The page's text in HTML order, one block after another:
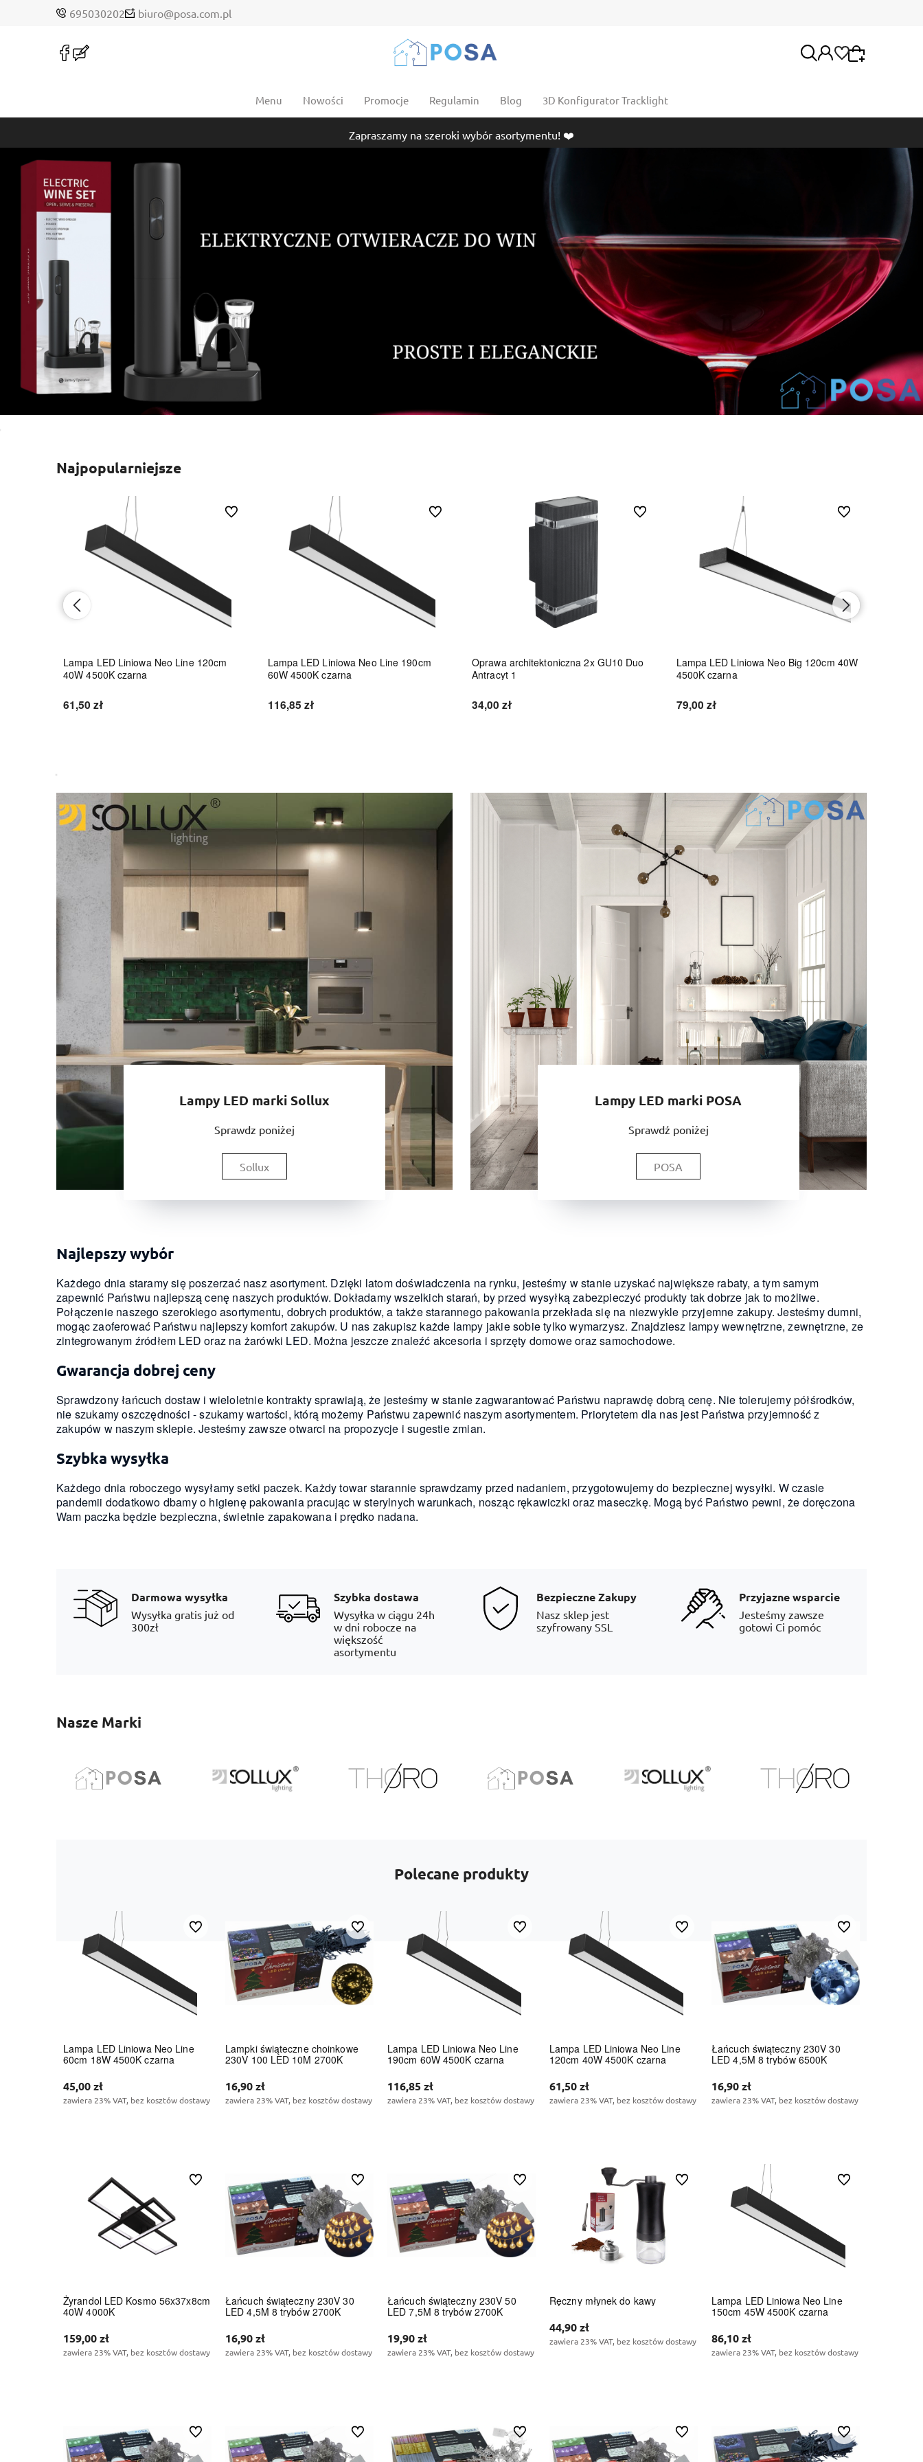
695030202 biuro@posa.com.pl
Menu Nowości Promocje Regulamin Blog 3D Konfigurator Tracklight
Zapraszamy na szeroki wybór asortymentu! ❤️
Najpopularniejsze
Lampa LED Liniowa Neo Line 120cm
40W 4500K czarna
61,50 zł
Do ulubionych
Lampa LED Liniowa Neo Line 190cm
60W 4500K czarna
116,85 zł
Do ulubionych
Oprawa architektoniczna 2x GU10 Duo
Antracyt 1
34,00 zł
Do ulubionych
Lampa LED Liniowa Neo Big 120cm 40W
4500K czarna
79,00 zł
Do ulubionych
Lampy LED marki Sollux
Sprawdz poniżej
Sollux
Lampy LED marki POSA
Sprawdź poniżej
POSA
Najlepszy wybór
Każdego dnia staramy się poszerzać nasz asortyment. Dzięki latom doświadczenia na rynku, jesteśmy w stanie uzyskać największe rabaty, a tym samym
zapewnić Państwu najlepszą cenę naszych produktów. Dokładamy wszelkich starań, by przed wysyłką zabezpieczyć produkty tak dobrze jak to możliwe.
Połączenie naszego szerokiego asortymentu, dobrych produktów, a także starannego pakowania przekłada się na niezwykle przyjemne zakupy. Jesteśmy dumni,
mogąc zaoferować Państwu najlepszy komfort zakupów. U nas zakupisz każde lampy jakie sobie tylko wymarzysz. Znajdziesz lampy wewnętrzne, zewnętrzne, ze
zintegrowanym źródłem LED oraz na żarówki LED. Można jeszcze znaleźć akcesoria i sprzęty domowe oraz samochodowe.
Gwarancja dobrej ceny
Sprawdzony łańcuch dostaw i wieloletnie kontrakty sprawiają, że jesteśmy w stanie zagwarantować Państwu naprawdę dobrą cenę. Nie tolerujemy półśrodków,
nie szukamy oszczędności - szukamy wartości, którą możemy Państwu zapewnić naszym asortymentem. Priorytetem dla nas jest Państwa przyjemność z
zakupów w naszym sklepie. Jesteśmy zawsze otwarci na propozycje i sugestie zmian.
Szybka wysyłka
Każdego dnia roboczego wysyłamy setki paczek. Każdy towar starannie sprawdzamy przed nadaniem, przygotowujemy do bezpiecznej wysyłki. W czasie
pandemii dodatkowo dbamy o higienę pakowania pracując w sterylnych warunkach, nosząc rękawiczki oraz maseczkę. Mogą być Państwo pewni, że doręczona
Wam paczka będzie bezpieczna, świetnie zapakowana i prędko nadana.
Darmowa wysyłka
Wysyłka gratis już od
300zł
Szybka dostawa
Wysyłka w ciągu 24h
w dni robocze na
większość
asortymentu
Bezpieczne Zakupy
Nasz sklep jest
szyfrowany SSL
Przyjazne wsparcie
Jesteśmy zawsze
gotowi Ci pomóc
Nasze Marki
Polecane produkty
Lampa LED Liniowa Neo Line
60cm 18W 4500K czarna
45,00 zł
zawiera 23% VAT, bez kosztów dostawy
Do ulubionych
Lampki świąteczne choinkowe
230V 100 LED 10M 2700K
16,90 zł
zawiera 23% VAT, bez kosztów dostawy
Do ulubionych
Lampa LED Liniowa Neo Line
190cm 60W 4500K czarna
116,85 zł
zawiera 23% VAT, bez kosztów dostawy
Do ulubionych
Lampa LED Liniowa Neo Line
120cm 40W 4500K czarna
61,50 zł
zawiera 23% VAT, bez kosztów dostawy
Do ulubionych
Łańcuch świąteczny 230V 30
LED 4,5M 8 trybów 6500K
16,90 zł
zawiera 23% VAT, bez kosztów dostawy
Do ulubionych
Żyrandol LED Kosmo 56x37x8cm
40W 4000K
159,00 zł
zawiera 23% VAT, bez kosztów dostawy
Do ulubionych
Łańcuch świąteczny 230V 30
LED 4,5M 8 trybów 2700K
16,90 zł
zawiera 23% VAT, bez kosztów dostawy
Do ulubionych
Łańcuch świąteczny 230V 50
LED 7,5M 8 trybów 2700K
19,90 zł
zawiera 23% VAT, bez kosztów dostawy
Do ulubionych
Ręczny młynek do kawy
44,90 zł
zawiera 23% VAT, bez kosztów dostawy
Do ulubionych
Lampa LED Liniowa Neo Line
150cm 45W 4500K czarna
86,10 zł
zawiera 23% VAT, bez kosztów dostawy
Do ulubionych
Do ulubionych Do ulubionych Do ulubionych Do ulubionych Do ulubionych